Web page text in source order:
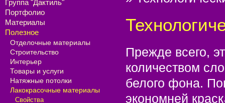
Прежде всего,
количеством
белого фона.
экономней
Группа "Дактиль"
Портфолио
Материалы
Полезное
Отделочные материалы
Строительство
Интерьер
Товары и услуги
Натяжные потолки
Лакокрасочные материалы
Свойства